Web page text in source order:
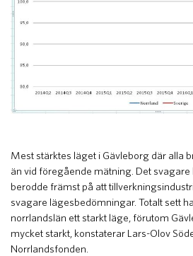
Mest stärktes läget i Gävleborg där alla
än vid föregående mätning. Det
berodde främst på att
svagare lägesbedömningar. Totalt sett
norrlandslän ett starkt läge, förutom
mycket starkt, konstaterar Lars-Olov
Norrlandsfonden.